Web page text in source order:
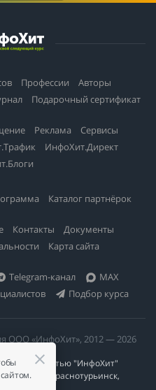
Профессии
Авторы
Подарочный сертификат
Реклама
Сервисы
ИнфоХит.Директ
Каталог партнёрок
Контакты
Документы
Карта сайта
Telegram-канал
MAX
Подбор курса
ООО «ИнфоХит», 2012 — 2026
"ИнфоХит"
г. Краснотурьинск,